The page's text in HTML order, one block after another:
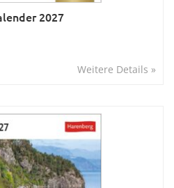
2027
Weitere Details »